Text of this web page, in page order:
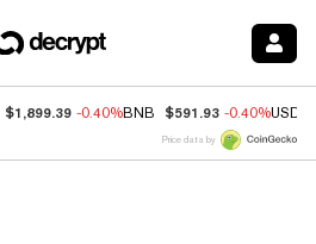
$1,899.39 -0.40%BNB $591.93 -0.40%USDC
Price data by